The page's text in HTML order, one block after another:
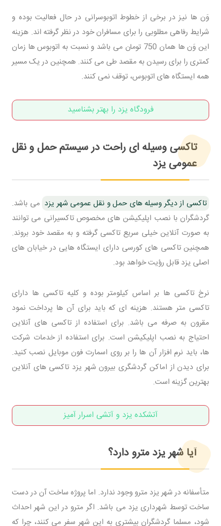
وَن ها نیز در برخی از خطوط اتوبوسرانی در حال فعالیت بوده و
شرایط رفاهی مطلوبی را برای مسافران خود در نظر گرفته اند. هزینه
این وَن ها همان 750 تومان می باشد و نسبت به اتوبوس ها زمان
کمتری را برای رسیدن به مقصد طی می کنند. همچنین در یک مسیر
همه ایستگاه های اتوبوس، توقف نمی کنند.
فرودگاه یزد را بهتر بشناسید
تاکسی وسیله ای راحت در سیستم حمل و نقل
عمومی یزد
تاکسی از دیگر وسیله های حمل و نقل عمومی شهر یزد می باشد.
گردشگران با نصب اپلیکیشن های مخصوص تاکسیرانی می توانند
به صورت آنلاین خیلی سریع تاکسی گرفته و به مقصد خود بروند.
همچنین تاکسی های کورسی دارای ایستگاه هایی در خیابان های
اصلی یزد قابل رؤیت خواهد بود.
نرخ تاکسی ها بر اساس کیلومتر بوده و کلیه تاکسی ها دارای
تاکسی متر هستند. هزینه ای که باید برای آن ها پرداخت نمود
مقرون به صرفه می باشد. برای استفاده از تاکسی های آنلاین
احتیاج به نصب اپلیکیشن است. برای استفاده از خدمات شرکت
ها، باید نرم افزار آن ها را بر روی اسمارت فون موبایل نصب کنید.
برای دیدن از اماکن گردشگری بیرون شهر یزد تاکسی های آنلاین
بهترین گزینه است.
آتشکده یزد و آتشی اسرار آمیز
آیا شهر یزد مترو دارد؟
متأسفانه در شهر یزد مترو وجود ندارد. اما پروژه ساخت آن در دست
ساخت توسط شهرداری یزد می باشد. اگر مترو در این شهر احداث
شود، مسلما گردشگران بیشتری به این شهر سفر می کنند، چرا که